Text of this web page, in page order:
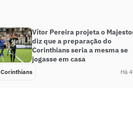
Vítor Pereira projeta o
diz que a preparação do
Corinthians seria a mesma se
jogasse em casa
Corinthians Há